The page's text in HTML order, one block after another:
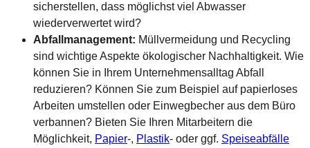
sicherstellen, dass möglichst viel Abwasser
wiederverwertet wird?
Abfallmanagement: Müllvermeidung und Recycling
sind wichtige Aspekte ökologischer Nachhaltigkeit. Wie
können Sie in Ihrem Unternehmensalltag Abfall
reduzieren? Können Sie zum Beispiel auf papierloses
Arbeiten umstellen oder Einwegbecher aus dem Büro
verbannen? Bieten Sie Ihren Mitarbeitern die
Möglichkeit, Papier-, Plastik- oder ggf. Speiseabfälle